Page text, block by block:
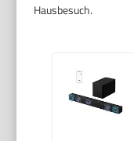
Hausbesuch.